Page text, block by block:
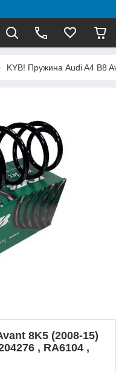
KYB! Пружина Audi A4 B8
8K5 (2008-15)
, RA6104 ,